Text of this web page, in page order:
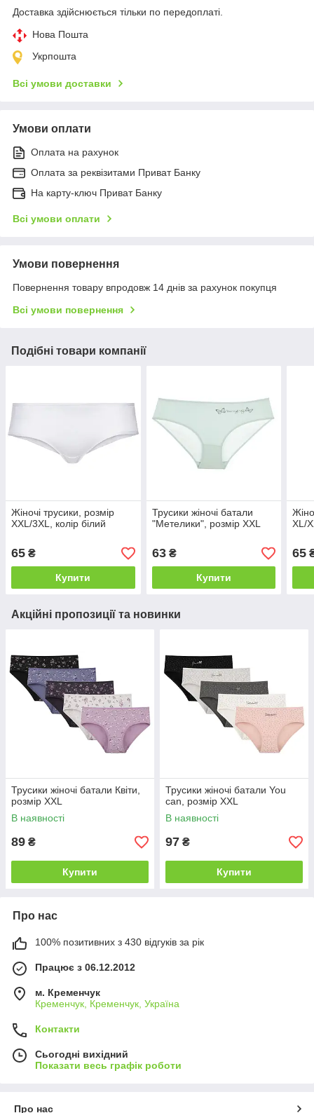
Доставка здійснюється тільки по передоплаті.
Нова Пошта
Укрпошта
Всі умови доставки
Умови оплати
Оплата на рахунок
Оплата за реквізитами Приват Банку
На карту-ключ Приват Банку
Всі умови оплати
Умови повернення
Повернення товару впродовж 14 днів за рахунок покупця
Всі умови повернення
Подібні товари компанії
Жіночі трусики, розмір
XXL/3XL, колір білий
65 ₴
Купити
Трусики жіночі батали
"Метелики", розмір XXL
63₴
Купити
XL/
65
Акційні пропозиції та новинки
Трусики жіночі батали Квіти,
розмір XXL
В наявності
89 ₴
Купити
Трусики жіночі батали You
can, розмір XXL
В наявності
97 ₴
Купити
Про нас
100% позитивних з 430 відгуків за рік
Працює з 06.12.2012
м. Кременчук
Кременчук, Кременчук, Україна
Контакти
Сьогодні вихідний
Показати весь графік роботи
Про нас